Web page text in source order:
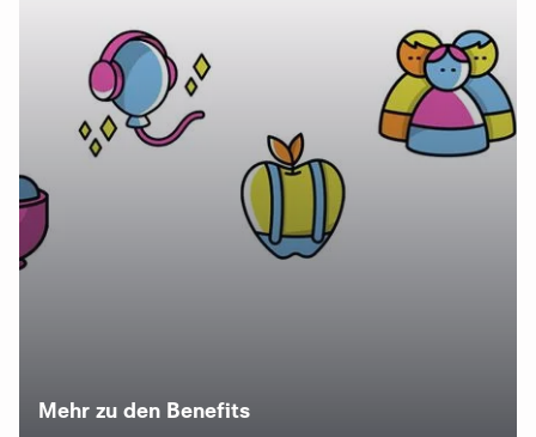
Mehr zu den Benefits